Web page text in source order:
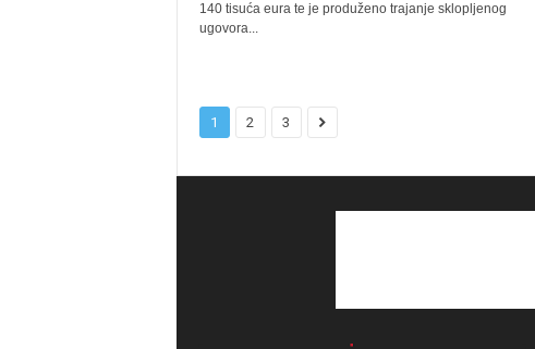
140 tisuća eura te je produženo trajanje sklopljenog
ugovora...
1 2 3